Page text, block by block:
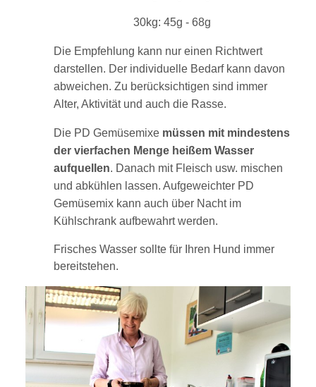
30kg: 45g - 68g
Die Empfehlung kann nur einen Richtwert
darstellen. Der individuelle Bedarf kann davon
abweichen. Zu berücksichtigen sind immer
Alter, Aktivität und auch die Rasse.
Die PD Gemüsemixe müssen mit mindestens
der vierfachen Menge heißem Wasser
aufquellen. Danach mit Fleisch usw. mischen
und abkühlen lassen. Aufgeweichter PD
Gemüsemix kann auch über Nacht im
Kühlschrank aufbewahrt werden.
Frisches Wasser sollte für Ihren Hund immer
bereitstehen.